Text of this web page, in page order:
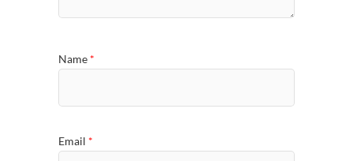
Name *
Email *